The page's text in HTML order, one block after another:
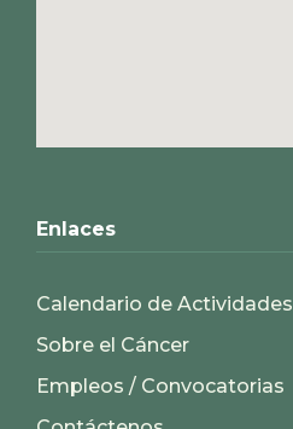
Enlaces
Calendario de Actividades
Sobre el Cáncer
Empleos / Convocatorias